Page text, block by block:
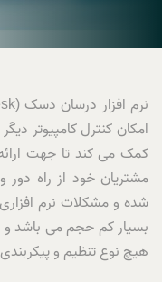
امکان کنترل کامپیوتر
کمک می کند تا جهت
مشتریان خود از راه دور
شده و مشکلات نرم افزاری
بسیار کم حجم می باشد و
هیچ نوع تنظیم و